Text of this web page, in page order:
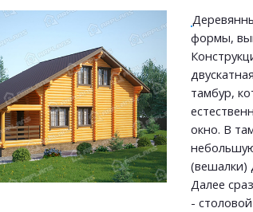
формы,
тамбур,
окно. В
(вешалки)
Далее
-
файл
на обработку персональных данных
ОТПРАВИТЬ
на обработку персональных данных
by reCAPTCHA and the GooglePrivacy Policy
Terms of
ОТПРАВИТЬ